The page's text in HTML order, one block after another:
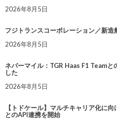
2026年8月5日
フジトランスコーポレーション／新造
2026年8月5日
ネバーマイル：TGR Haas F1 Teamと
した
2026年8月5日
【トドケール】マルチキャリア化に
とのAPI連携を開始